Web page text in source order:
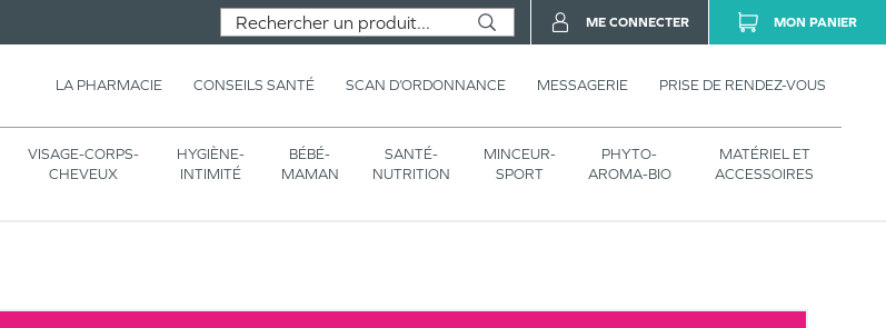
LA PHARMACIE CONSEILS SANTÉ SCAN D’ORDONNANCE MESSAGERIE PRISE DE RENDEZ-VOUS
VISAGE-CORPS-
CHEVEUX
HYGIÈNE-
INTIMITÉ
BÉBÉ-
MAMAN
SANTÉ-
NUTRITION
MINCEUR-
SPORT
PHYTO-
AROMA-BIO
MATÉRIEL ET
ACCESSOIRES
ME CONNECTER MON PANIER